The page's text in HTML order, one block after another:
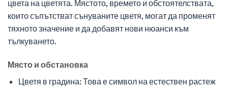
цвета на цветята. Мястото, времето и обстоятелствата,
които съпътстват сънуваните цветя, могат да променят
тяхното значение и да добавят нови нюанси към
тълкуването.
Място и обстановка
Цветя в градина: Това е символ на естествен растеж